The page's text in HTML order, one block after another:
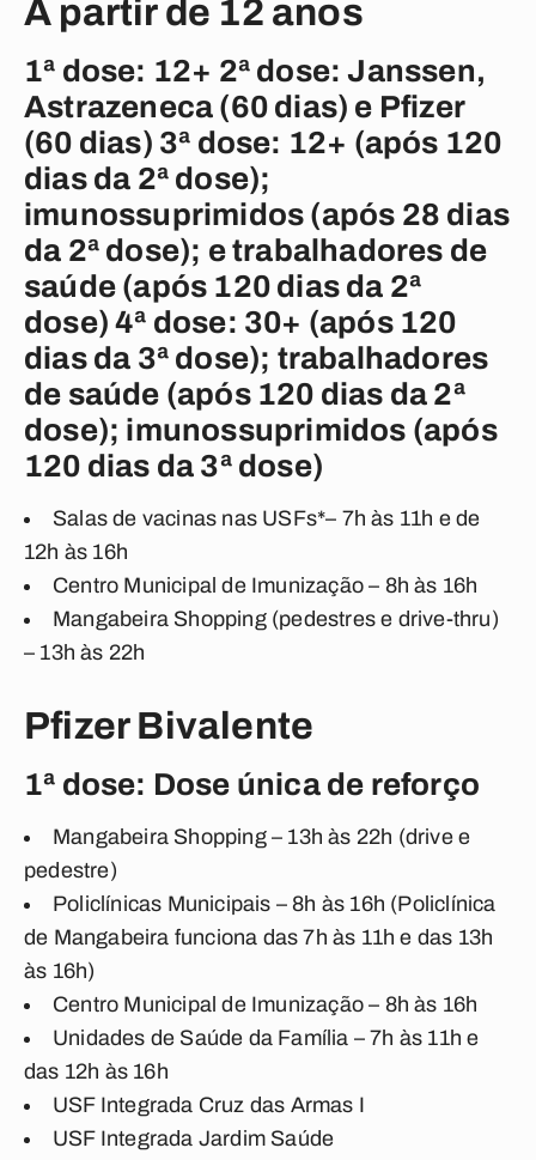
A partir de 12 anos
1ª dose: 12+ 2ª dose: Janssen,
Astrazeneca (60 dias) e Pfizer
(60 dias) 3ª dose: 12+ (após 120
dias da 2ª dose);
imunossuprimidos (após 28 dias
da 2ª dose); e trabalhadores de
saúde (após 120 dias da 2ª
dose) 4ª dose: 30+ (após 120
dias da 3ª dose); trabalhadores
de saúde (após 120 dias da 2ª
dose); imunossuprimidos (após
120 dias da 3ª dose)
Salas de vacinas nas USFs*– 7h às 11h e de
12h às 16h
Centro Municipal de Imunização – 8h às 16h
Mangabeira Shopping (pedestres e drive-thru)
– 13h às 22h
Pfizer Bivalente
1ª dose: Dose única de reforço
Mangabeira Shopping – 13h às 22h (drive e
pedestre)
Policlínicas Municipais – 8h às 16h (Policlínica
de Mangabeira funciona das 7h às 11h e das 13h
às 16h)
Centro Municipal de Imunização – 8h às 16h
Unidades de Saúde da Família – 7h às 11h e
das 12h às 16h
USF Integrada Cruz das Armas I
USF Integrada Jardim Saúde